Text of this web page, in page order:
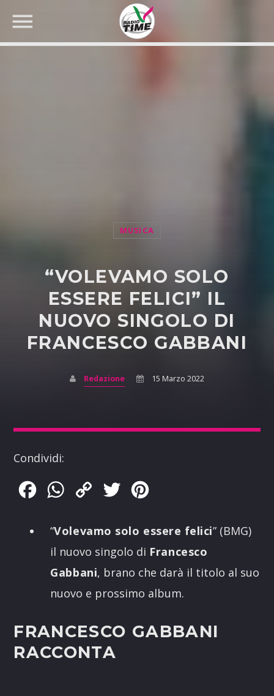
MUSICA
“VOLEVAMO SOLO
ESSERE FELICI” IL
NUOVO SINGOLO DI
FRANCESCO GABBANI
Redazione 15 Marzo 2022
Condividi:
FacebookWhatsApp
Copy
Twitter
“Volevamo solo essere felici” (BMG)
il nuovo singolo di Francesco
Gabbani, brano che darà il titolo al suo
nuovo e prossimo album.
FRANCESCO GABBANI
RACCONTA